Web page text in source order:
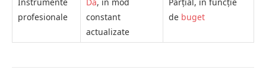
profesionale
constant
actualizate
de buget